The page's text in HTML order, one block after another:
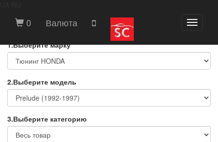
Toggle
0 Валюта
ВЫБЕРИТЕ МАРКУ И МОДЕЛЬ
АВТОМОБИЛЯ
1.Выберите марку
2.Выберите модель
3.Выберите категорию